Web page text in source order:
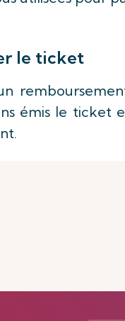
le ticket
émis le ticket